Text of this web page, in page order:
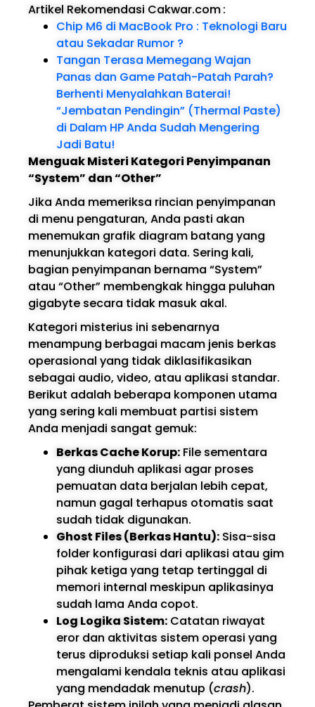
Artikel Rekomendasi Cakwar.com:
Chip M6 di MacBook Pro : Teknologi Baru
atau Sekadar Rumor ?
Tangan Terasa Memegang Wajan
Panas dan Game Patah-Patah Parah?
Berhenti Menyalahkan Baterai!
“Jembatan Pendingin” (Thermal Paste)
di Dalam HP Anda Sudah Mengering
Jadi Batu!
Menguak Misteri Kategori Penyimpanan
“System” dan “Other”
Jika Anda memeriksa rincian penyimpanan
di menu pengaturan, Anda pasti akan
menemukan grafik diagram batang yang
menunjukkan kategori data. Sering kali,
bagian penyimpanan bernama “System”
atau “Other” membengkak hingga puluhan
gigabyte secara tidak masuk akal.
Kategori misterius ini sebenarnya
menampung berbagai macam jenis berkas
operasional yang tidak diklasifikasikan
sebagai audio, video, atau aplikasi standar.
Berikut adalah beberapa komponen utama
yang sering kali membuat partisi sistem
Anda menjadi sangat gemuk:
Berkas Cache Korup: File sementara
yang diunduh aplikasi agar proses
pemuatan data berjalan lebih cepat,
namun gagal terhapus otomatis saat
sudah tidak digunakan.
Ghost Files (Berkas Hantu): Sisa-sisa
folder konfigurasi dari aplikasi atau gim
pihak ketiga yang tetap tertinggal di
memori internal meskipun aplikasinya
sudah lama Anda copot.
Log Logika Sistem: Catatan riwayat
eror dan aktivitas sistem operasi yang
terus diproduksi setiap kali ponsel Anda
mengalami kendala teknis atau aplikasi
yang mendadak menutup (crash).